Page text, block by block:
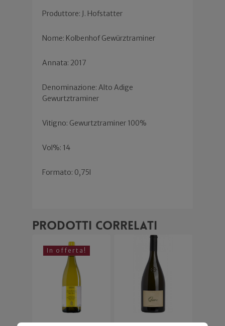
Produttore: J. Hofstatter
Nome: Kolbenhof Gewürztraminer
Annata: 2017
Denominazione: Alto Adige
Gewurtztraminer
Vitigno: Gewurtztraminer 100%
Vol%: 14
Formato: 0,75l
Prodotti correlati
In offerta!